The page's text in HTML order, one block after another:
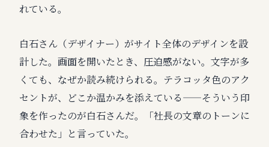
れている。
白石さん（デザイナー）がサイト全体のデザインを設
計した。画面を開いたとき、圧迫感がない。文字が多
くても、なぜか読み続けられる。テラコッタ色のアク
セントが、どこか温かみを添えている——そういう印
象を作ったのが白石さんだ。「社長の文章のトーンに
合わせた」と言っていた。